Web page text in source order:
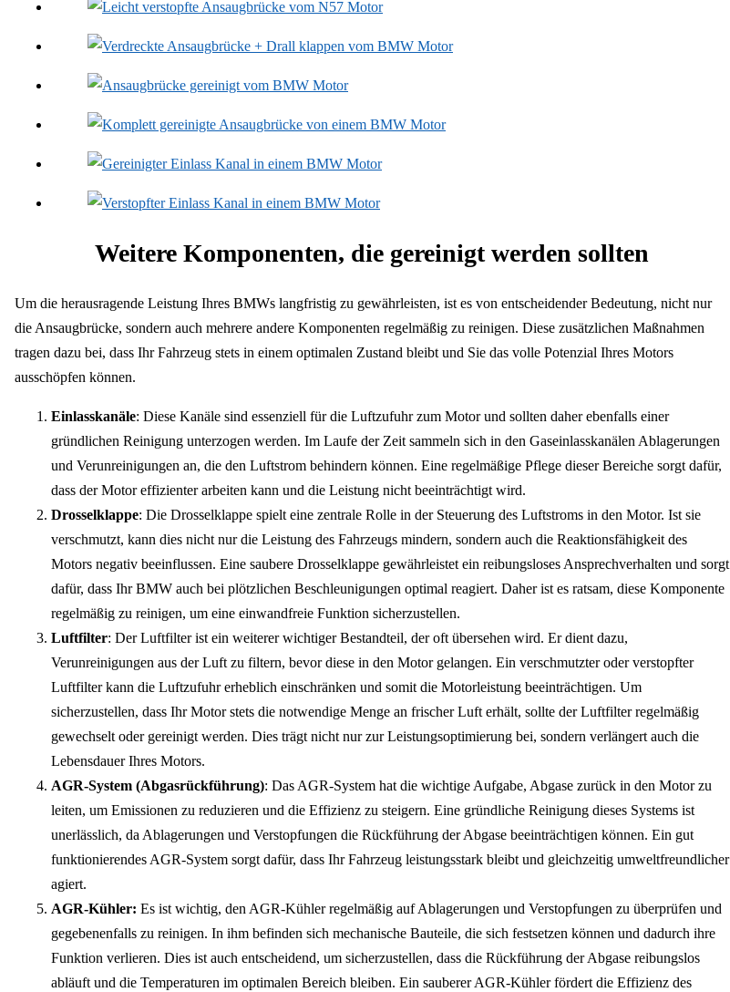
Weitere Komponenten, die gereinigt werden sollten
Um die herausragende Leistung Ihres BMWs langfristig zu gewährleisten, ist es von entscheidender Bedeutung, nicht nur
die Ansaugbrücke, sondern auch mehrere andere Komponenten regelmäßig zu reinigen. Diese zusätzlichen Maßnahmen
tragen dazu bei, dass Ihr Fahrzeug stets in einem optimalen Zustand bleibt und Sie das volle Potenzial Ihres Motors
ausschöpfen können.
Einlasskanäle: Diese Kanäle sind essenziell für die Luftzufuhr zum Motor und sollten daher ebenfalls einer
gründlichen Reinigung unterzogen werden. Im Laufe der Zeit sammeln sich in den Gaseinlasskanälen Ablagerungen
und Verunreinigungen an, die den Luftstrom behindern können. Eine regelmäßige Pflege dieser Bereiche sorgt dafür,
dass der Motor effizienter arbeiten kann und die Leistung nicht beeinträchtigt wird.
Drosselklappe: Die Drosselklappe spielt eine zentrale Rolle in der Steuerung des Luftstroms in den Motor. Ist sie
verschmutzt, kann dies nicht nur die Leistung des Fahrzeugs mindern, sondern auch die Reaktionsfähigkeit des
Motors negativ beeinflussen. Eine saubere Drosselklappe gewährleistet ein reibungsloses Ansprechverhalten und sorgt
dafür, dass Ihr BMW auch bei plötzlichen Beschleunigungen optimal reagiert. Daher ist es ratsam, diese Komponente
regelmäßig zu reinigen, um eine einwandfreie Funktion sicherzustellen.
Luftfilter: Der Luftfilter ist ein weiterer wichtiger Bestandteil, der oft übersehen wird. Er dient dazu,
Verunreinigungen aus der Luft zu filtern, bevor diese in den Motor gelangen. Ein verschmutzter oder verstopfter
Luftfilter kann die Luftzufuhr erheblich einschränken und somit die Motorleistung beeinträchtigen. Um
sicherzustellen, dass Ihr Motor stets die notwendige Menge an frischer Luft erhält, sollte der Luftfilter regelmäßig
gewechselt oder gereinigt werden. Dies trägt nicht nur zur Leistungsoptimierung bei, sondern verlängert auch die
Lebensdauer Ihres Motors.
AGR-System (Abgasrückführung): Das AGR-System hat die wichtige Aufgabe, Abgase zurück in den Motor zu
leiten, um Emissionen zu reduzieren und die Effizienz zu steigern. Eine gründliche Reinigung dieses Systems ist
unerlässlich, da Ablagerungen und Verstopfungen die Rückführung der Abgase beeinträchtigen können. Ein gut
funktionierendes AGR-System sorgt dafür, dass Ihr Fahrzeug leistungsstark bleibt und gleichzeitig umweltfreundlicher
agiert.
AGR-Kühler: Es ist wichtig, den AGR-Kühler regelmäßig auf Ablagerungen und Verstopfungen zu überprüfen und
gegebenenfalls zu reinigen. In ihm befinden sich mechanische Bauteile, die sich festsetzen können und dadurch ihre
Funktion verlieren. Dies ist auch entscheidend, um sicherzustellen, dass die Rückführung der Abgase reibungslos
abläuft und die Temperaturen im optimalen Bereich bleiben. Ein sauberer AGR-Kühler fördert die Effizienz des